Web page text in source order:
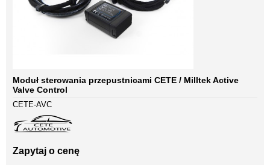
Moduł sterowania przepustnicami CETE / Milltek Active
Valve Control
CETE-AVC
Zapytaj o cenę